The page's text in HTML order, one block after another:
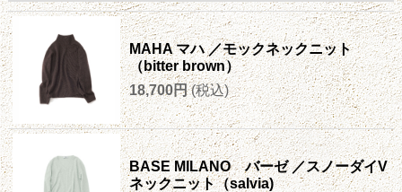
MAHA マハ ／モックネックニット
（bitter brown）
18,700円 (税込)
BASE MILANO バーゼ ／スノーダイV
ネックニット（salvia)